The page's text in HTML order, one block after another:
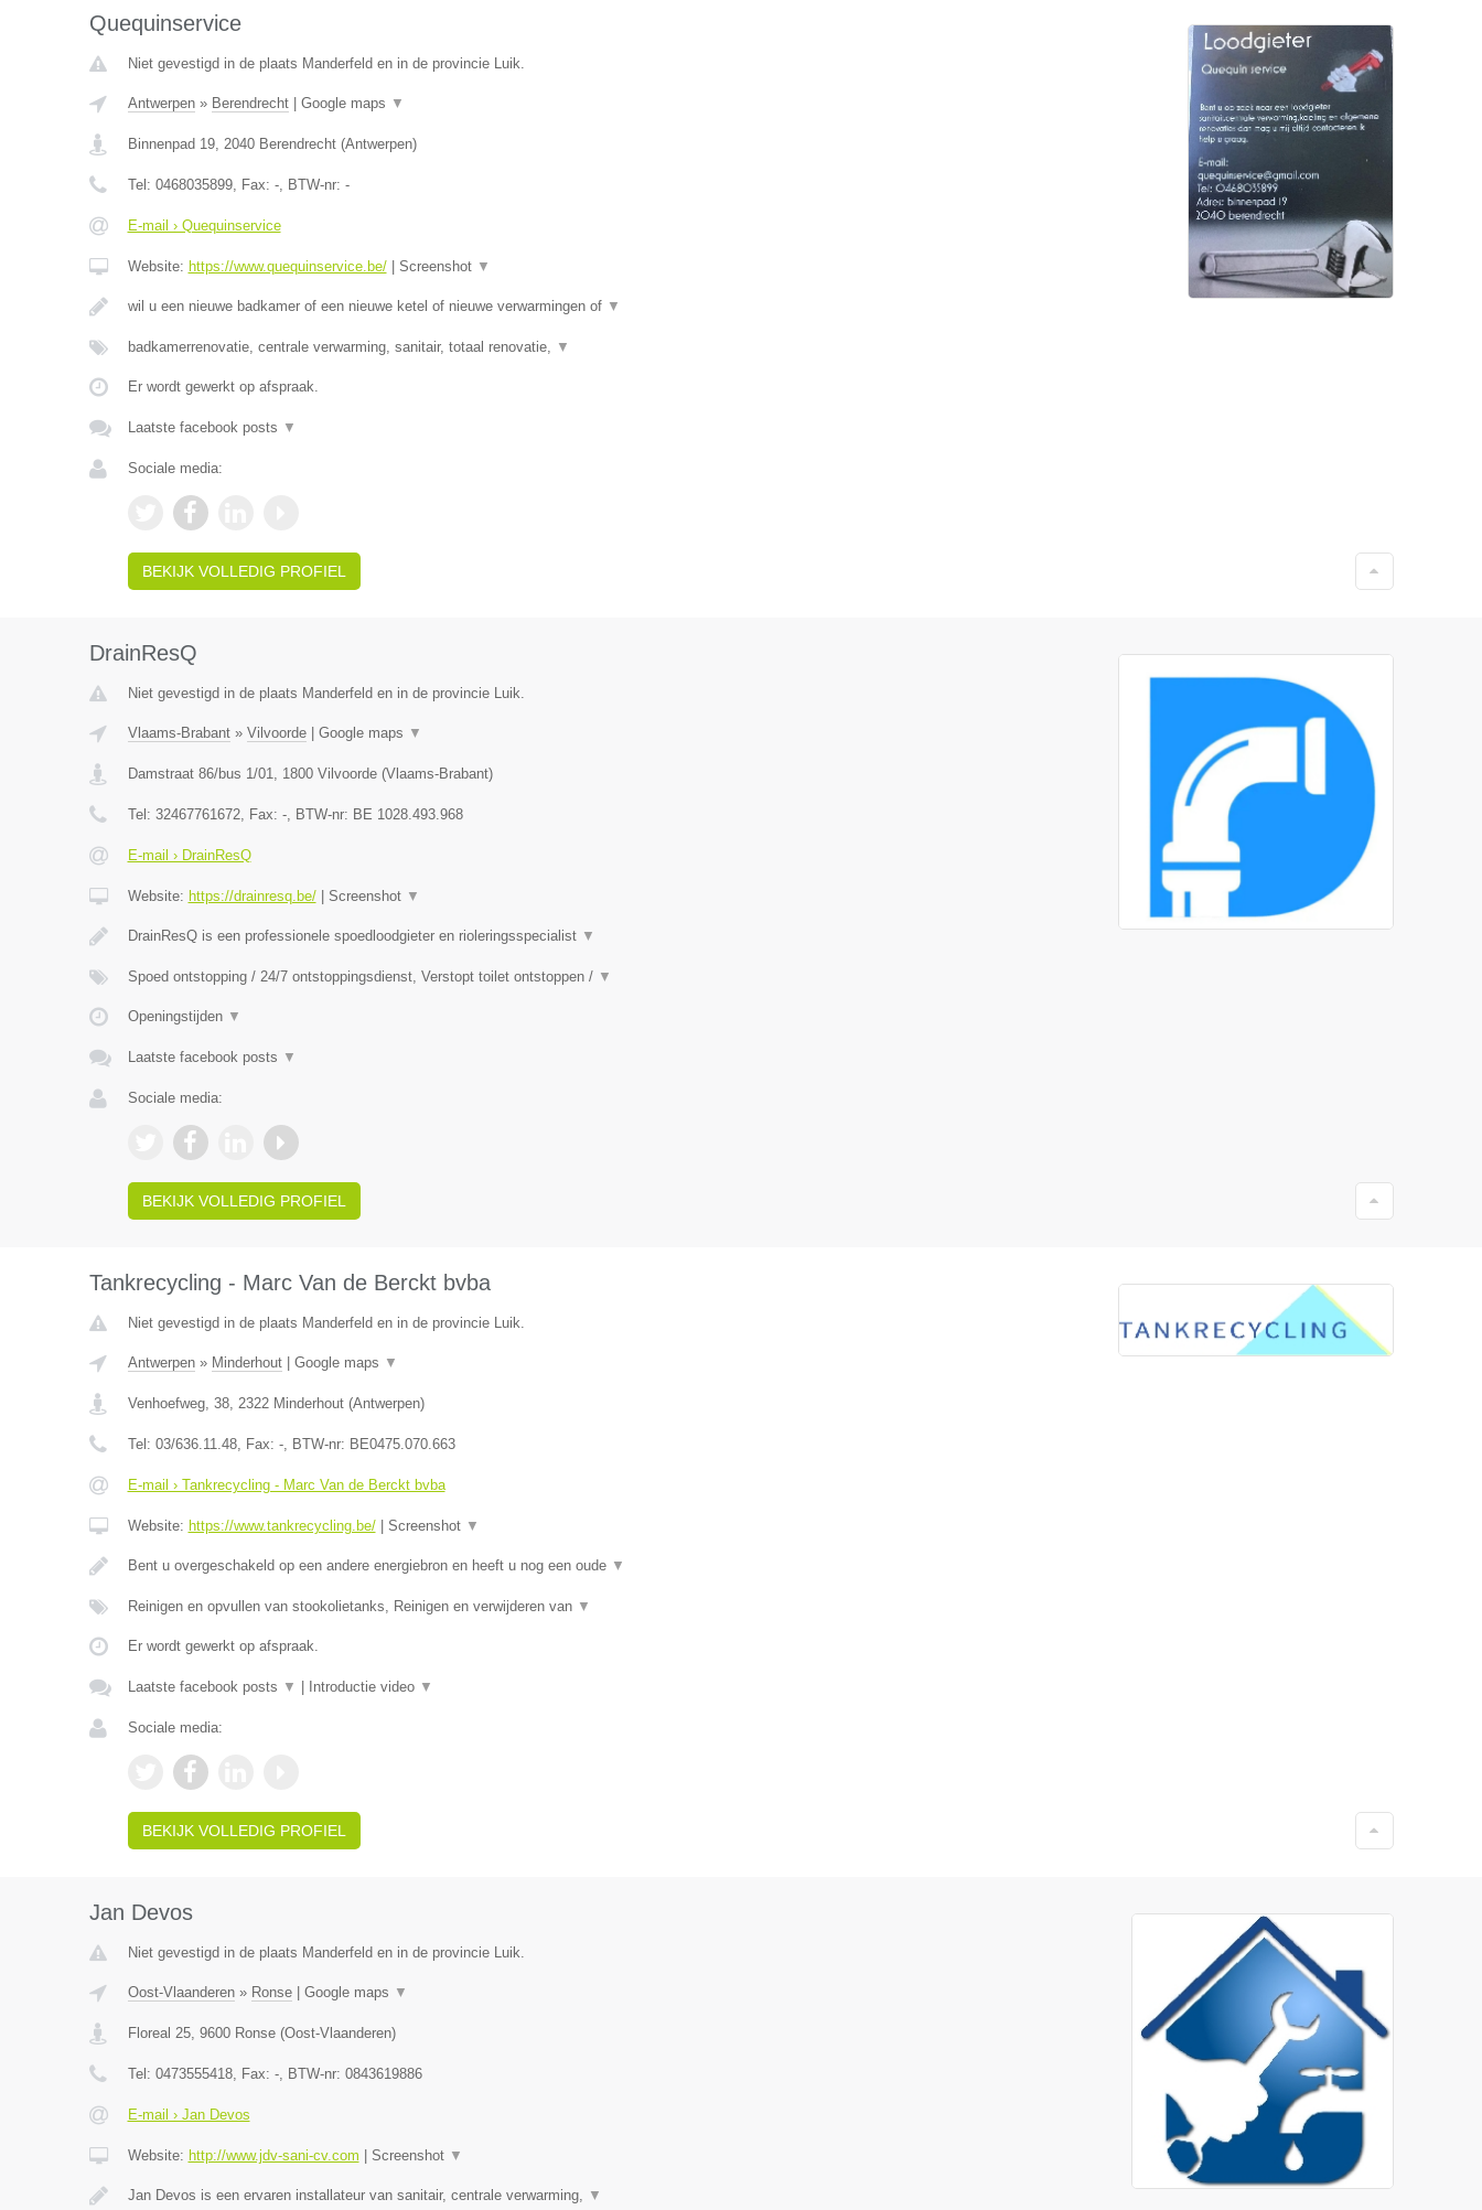
Quequinservice
Niet gevestigd in de plaats Manderfeld en in de provincie Luik.
Antwerpen» Berendrecht| Google maps ▼
Binnenpad 19, 2040 Berendrecht(Antwerpen)
Tel: 0468035899, Fax: -, BTW-nr: -
E-mail › Quequinservice
Website: https://www.quequinservice.be/| Screenshot ▼
wil u een nieuwe badkamer of een nieuwe ketel of nieuwe verwarmingen of ▼
badkamerrenovatie, centrale verwarming, sanitair, totaal renovatie, ▼
Er wordt gewerkt op afspraak.
Laatste facebook posts ▼
Sociale media:
BEKIJK VOLLEDIG PROFIEL
DrainResQ
Niet gevestigd in de plaats Manderfeld en in de provincie Luik.
Vlaams-Brabant» Vilvoorde| Google maps ▼
Damstraat 86/bus 1/01, 1800 Vilvoorde(Vlaams-Brabant)
Tel: 32467761672, Fax: -, BTW-nr: BE 1028.493.968
E-mail › DrainResQ
Website: https://drainresq.be/| Screenshot ▼
DrainResQ is een professionele spoedloodgieter en rioleringsspecialist ▼
Spoed ontstopping / 24/7 ontstoppingsdienst, Verstopt toilet ontstoppen / ▼
Openingstijden ▼
Laatste facebook posts ▼
Sociale media:
BEKIJK VOLLEDIG PROFIEL
Tankrecycling - Marc Van de Berckt bvba
Niet gevestigd in de plaats Manderfeld en in de provincie Luik.
Antwerpen» Minderhout| Google maps ▼
Venhoefweg, 38, 2322 Minderhout(Antwerpen)
Tel: 03/636.11.48, Fax: -, BTW-nr: BE0475.070.663
E-mail › Tankrecycling - Marc Van de Berckt bvba
Website: https://www.tankrecycling.be/| Screenshot ▼
Bent u overgeschakeld op een andere energiebron en heeft u nog een oude ▼
Reinigen en opvullen van stookolietanks, Reinigen en verwijderen van ▼
Er wordt gewerkt op afspraak.
Laatste facebook posts ▼ Introductie video ▼
Sociale media:
BEKIJK VOLLEDIG PROFIEL
Jan Devos
Niet gevestigd in de plaats Manderfeld en in de provincie Luik.
Oost-Vlaanderen» Ronse| Google maps ▼
Floreal 25, 9600 Ronse(Oost-Vlaanderen)
Tel: 0473555418, Fax: -, BTW-nr: 0843619886
E-mail › Jan Devos
Website: http://www.jdv-sani-cv.com Screenshot ▼
Jan Devos is een ervaren installateur van sanitair, centrale verwarming, ▼